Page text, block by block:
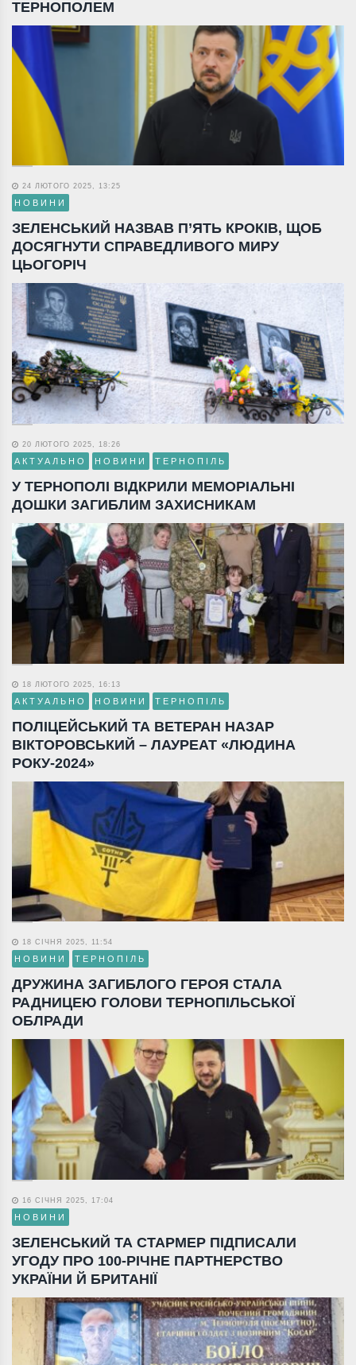
ТЕРНОПОЛЕМ
24 ЛЮТОГО 2025, 13:25
НОВИНИ
ЗЕЛЕНСЬКИЙ НАЗВАВ П’ЯТЬ КРОКІВ, ЩОБ
ДОСЯГНУТИ СПРАВЕДЛИВОГО МИРУ
ЦЬОГОРІЧ
20 ЛЮТОГО 2025, 18:26
АКТУАЛЬНО НОВИНИ ТЕРНОПІЛЬ
У ТЕРНОПОЛІ ВІДКРИЛИ МЕМОРІАЛЬНІ
ДОШКИ ЗАГИБЛИМ ЗАХИСНИКАМ
18 ЛЮТОГО 2025, 16:13
АКТУАЛЬНО НОВИНИ ТЕРНОПІЛЬ
ПОЛІЦЕЙСЬКИЙ ТА ВЕТЕРАН НАЗАР
ВІКТОРОВСЬКИЙ – ЛАУРЕАТ «ЛЮДИНА
РОКУ-2024»
18 СІЧНЯ 2025, 11:54
НОВИНИ ТЕРНОПІЛЬ
ДРУЖИНА ЗАГИБЛОГО ГЕРОЯ СТАЛА
РАДНИЦЕЮ ГОЛОВИ ТЕРНОПІЛЬСЬКОЇ
ОБЛРАДИ
16 СІЧНЯ 2025, 17:04
НОВИНИ
ЗЕЛЕНСЬКИЙ ТА СТАРМЕР ПІДПИСАЛИ
УГОДУ ПРО 100-РІЧНЕ ПАРТНЕРСТВО
УКРАЇНИ Й БРИТАНІЇ